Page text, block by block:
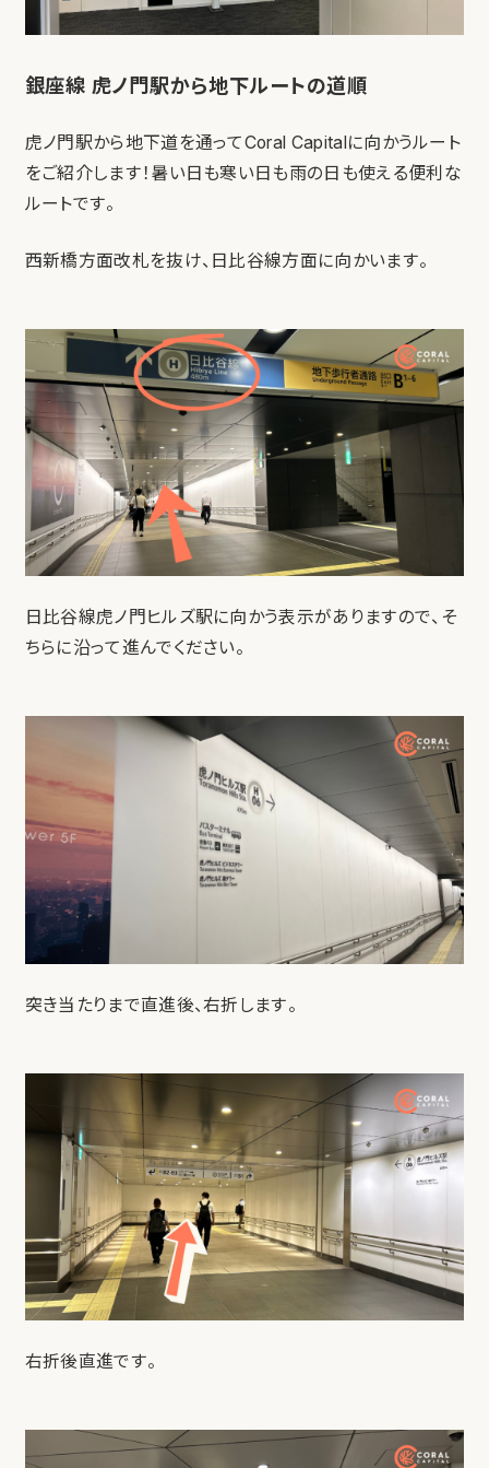
銀座線 虎ノ門駅から地下ルートの道順
虎ノ門駅から地下道を通ってCoral Capitalに向かうルート
をご紹介します！暑い日も寒い日も雨の日も使える便利な
ルートです。
西新橋方面改札を抜け、日比谷線方面に向かいます。
日比谷線虎ノ門ヒルズ駅に向かう表示がありますので、そ
ちらに沿って進んでください。
突き当たりまで直進後、右折します。
右折後直進です。